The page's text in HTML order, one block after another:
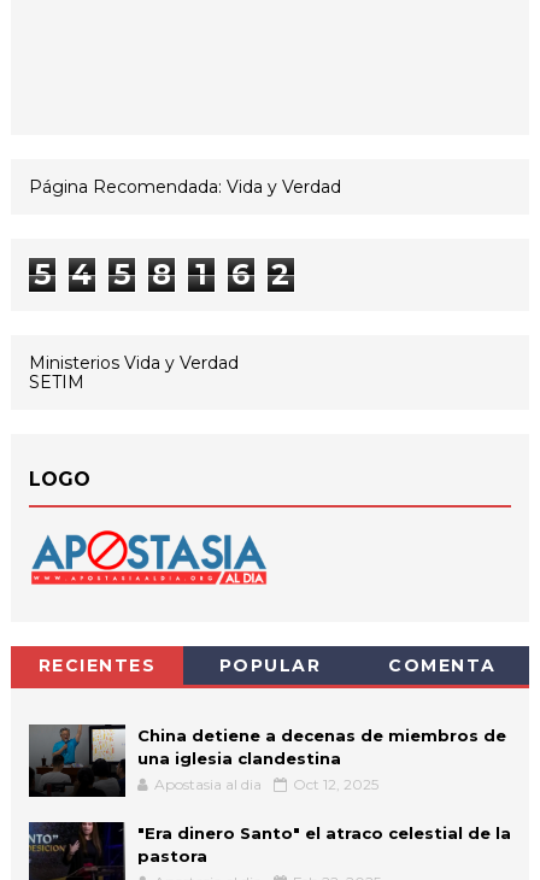
Página Recomendada: Vida y Verdad
5 4 5 8 1 6 2
Ministerios Vida y Verdad
SETIM
LOGO
RECIENTES POPULAR COMENTA
China detiene a decenas de miembros de
una iglesia clandestina
Apostasia al dia Oct 12, 2025
"Era dinero Santo" el atraco celestial de la
pastora